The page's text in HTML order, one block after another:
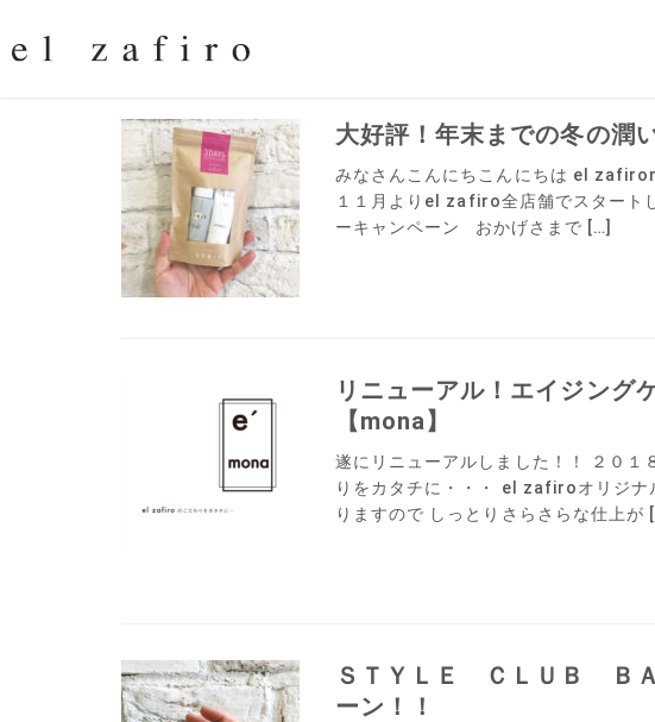
大好評！年末までの冬の潤
みなさんこんにちこんにちは el
１１月よりel zafiro全店舗でスタート
ーキャンペーン おかげさまで […]
リニューアル！エイジング
【mona】
遂にリニューアルしました！！ ２０
りをカタチに・・・ el zafiroオリジ
りますので しっとりさらさらな仕上が
ＳＴＹＬＥ ＣＬＵＢ Ｂ
ーン！！